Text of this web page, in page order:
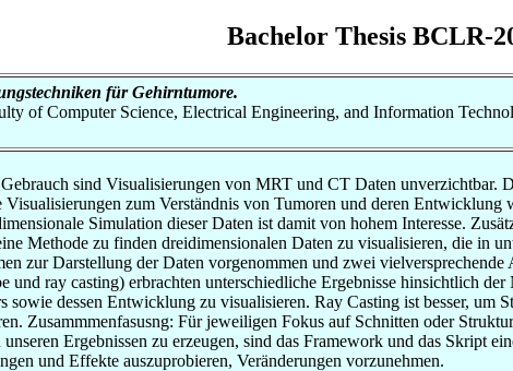
Bachelor Thesis BCLR-
für Gehirntumore.
of Computer Science, Electrical Engineering, and Information
sind Visualisierungen von MRT und CT Daten unverzichtbar.
Visualisierungen zum Verständnis von Tumoren und deren
Simulation dieser Daten ist damit von hohem Interesse.
Methode zu finden dreidimensionalen Daten zu visualisieren, die in
zur Darstellung der Daten vorgenommen und zwei
und ray casting) erbrachten unterschiedliche Ergebnisse hinsichtlich
sowie dessen Entwicklung zu visualisieren. Ray Casting ist besser,
Zusammmenfasusng: Für jeweiligen Fokus auf Schnitten oder
Ergebnissen zu erzeugen, sind das Framework und das Skript
und Effekte auszuprobieren, Veränderungen vorzunehmen.